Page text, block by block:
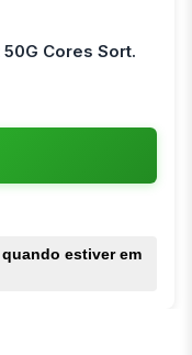
Cores Sort.
estiver em